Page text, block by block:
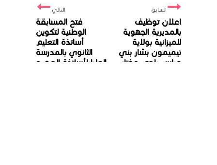
التالي
فتح المسابقة
الوطنية لتكوين
أساتذة التعليم
الثانوي بالمدرسة
العليا لأساتذة الصم و
السابق
اعلان توظيف
بالمديرية الجهوية
للميزانية بولاية
تيميمون بشار بني
عباس باجي مختار